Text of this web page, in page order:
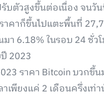
บตัวสูงขึ้นต่อเนื่อง จนวั
าคาก็ขึ้นไปแตะพื้นที่
า 6.18% ในรอบ 24 ชั่ว
2023
ราคา Bitcoin บวกขึ้
าเพียงแค่ 2 เดือนครึ่งเท่